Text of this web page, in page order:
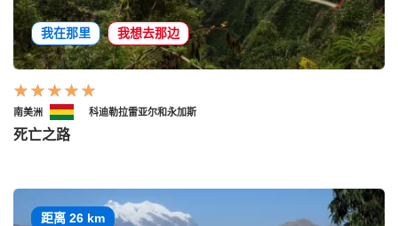
我在那里 我想去那边
南美洲 科迪勒拉雷亚尔和永加斯
死亡之路
距离 26 km